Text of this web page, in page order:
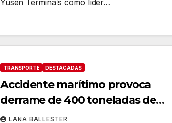
Yusen Terminals como líder…
TRANSPORTE DESTACADAS
Accidente marítimo provoca
derrame de 400 toneladas de
petróleo en las costas de
LANA BALLESTER